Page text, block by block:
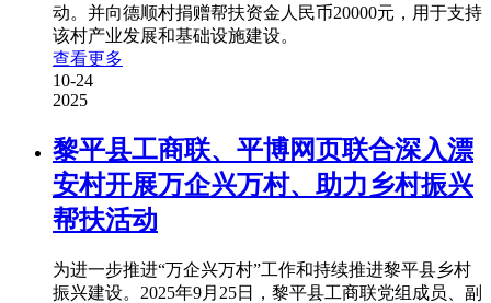
动。并向德顺村捐赠帮扶资金人民币20000元，用于支持
该村产业发展和基础设施建设。
查看更多
10-24
2025
黎平县工商联、平博网页联合深入漂
安村开展万企兴万村、助力乡村振兴
帮扶活动
为进一步推进“万企兴万村”工作和持续推进黎平县乡村
振兴建设。2025年9月25日，黎平县工商联党组成员、副